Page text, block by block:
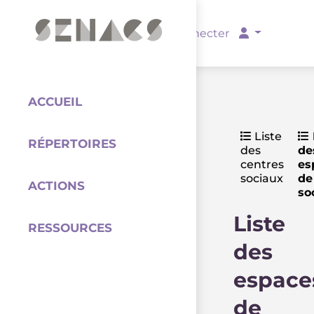
Se connecter
ACCUEIL
RÉPERTOIRES
ACTIONS
RESSOURCES
Liste
des
centres
sociaux
Liste
des
de